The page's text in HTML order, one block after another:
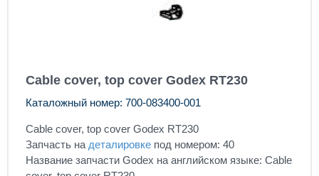
Cable cover, top cover Godex RT230
Каталожный номер: 700-083400-001
Cable cover, top cover Godex RT230
Запчасть на деталировке под номером: 40
Название запчасти Godex на английском языке: Cable